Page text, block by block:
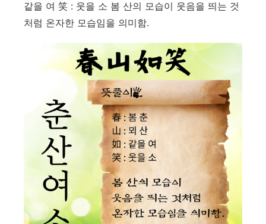
같을 여 笑 : 웃을 소 봄 산의 모습이 웃음을 띄는 것
처럼 온자한 모습임을 의미함.